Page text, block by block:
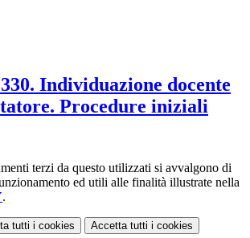
Individuazione docente
Procedure iniziali
terzi da questo utilizzati si avvalgono di
ed utili alle finalità illustrate nella
.
tutti i cookies Accetta tutti i cookies